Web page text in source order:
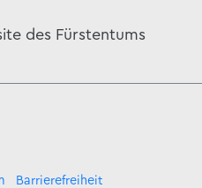
des Fürstentums
Barrierefreiheit